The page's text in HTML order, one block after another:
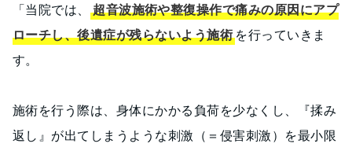
「当院では、
超音波施術や整復操作で痛みの原因にアプ
ローチし、後遺症が残らないよう施術 を行っていきま
す。
施術を行う際は、身体にかかる負荷を少なくし、『揉み
返し』が出てしまうような刺激（＝侵害刺激）を最小限